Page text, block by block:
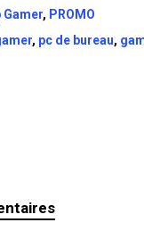
Gamer, PROMO
, pc de bureau,